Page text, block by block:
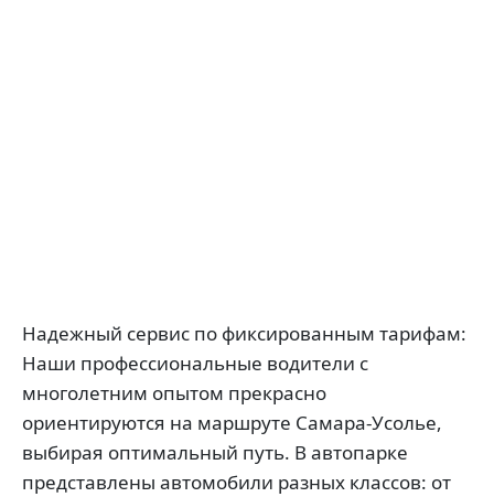
Надежный сервис по фиксированным тарифам:
Наши профессиональные водители с
многолетним опытом прекрасно
ориентируются на маршруте Самара-Усолье,
выбирая оптимальный путь. В автопарке
представлены автомобили разных классов: от